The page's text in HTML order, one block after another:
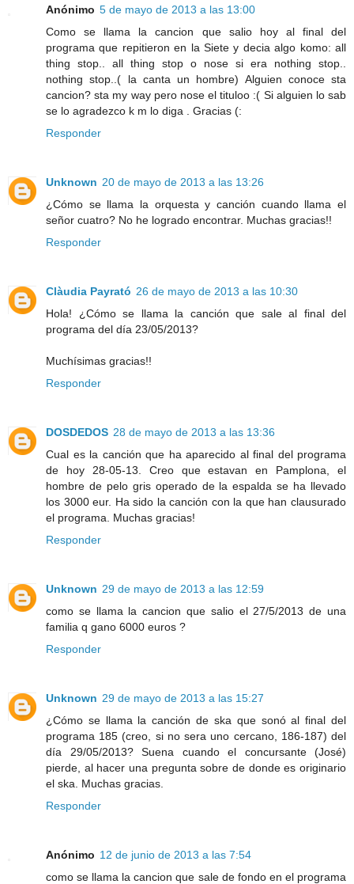
Anónimo 5 de mayo de 2013 a las 13:00
Como se llama la cancion que salio hoy al final del
programa que repitieron en la Siete y decia algo komo: all
thing stop.. all thing stop o nose si era nothing stop..
nothing stop..( la canta un hombre) Alguien conoce sta
cancion? sta my way pero nose el tituloo :( Si alguien lo sab
se lo agradezco k m lo diga . Gracias (:
Responder
Unknown 20 de mayo de 2013 a las 13:26
¿Cómo se llama la orquesta y canción cuando llama el
señor cuatro? No he logrado encontrar. Muchas gracias!!
Responder
Clàudia Payrató 26 de mayo de 2013 a las 10:30
Hola! ¿Cómo se llama la canción que sale al final del
programa del día 23/05/2013?
Muchísimas gracias!!
Responder
DOSDEDOS 28 de mayo de 2013 a las 13:36
Cual es la canción que ha aparecido al final del programa
de hoy 28-05-13. Creo que estavan en Pamplona, el
hombre de pelo gris operado de la espalda se ha llevado
los 3000 eur. Ha sido la canción con la que han clausurado
el programa. Muchas gracias!
Responder
Unknown 29 de mayo de 2013 a las 12:59
como se llama la cancion que salio el 27/5/2013 de una
familia q gano 6000 euros ?
Responder
Unknown 29 de mayo de 2013 a las 15:27
¿Cómo se llama la canción de ska que sonó al final del
programa 185 (creo, si no sera uno cercano, 186-187) del
día 29/05/2013? Suena cuando el concursante (José)
pierde, al hacer una pregunta sobre de donde es originario
el ska. Muchas gracias.
Responder
Anónimo 12 de junio de 2013 a las 7:54
como se llama la cancion que sale de fondo en el programa